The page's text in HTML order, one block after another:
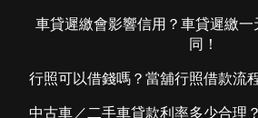
車貸遲繳會影響信用？車貸遲繳
同！
行照可以借錢嗎？當舖行照借款流
中古車／二手車貸款利率多少合理